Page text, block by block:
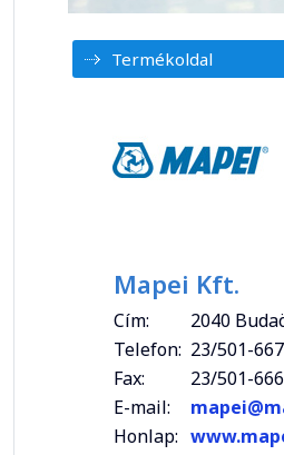
Termékoldal
Mapei Kft.
Cím:
2040
Telefon: 23/501-667
Fax:
23/501-666
E-mail:
Honlap: